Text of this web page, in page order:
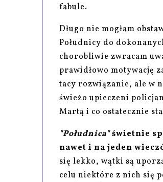
fabule.
Długo nie mogłam
Południcy do
chorobliwie zwracam
prawidłowo motywację
tacy rozwiązanie, ale w
świeżo upieczeni
Martą i co ostatecznie
"Południca"świetnie
nawet i na jeden
się lekko, wątki są
celu niektóre z nich się